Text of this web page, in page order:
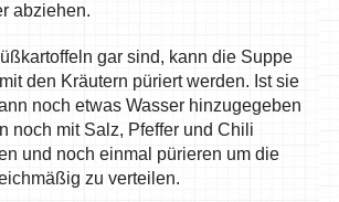
abziehen.
gar sind, kann die Suppe
den Kräutern püriert werden. Ist sie
noch etwas Wasser hinzugegeben
noch mit Salz, Pfeffer und Chili
und noch einmal pürieren um die
zu verteilen.